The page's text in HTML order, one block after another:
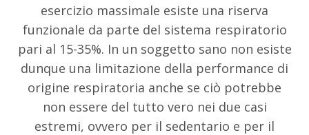
esercizio massimale esiste una riserva
funzionale da parte del sistema respiratorio
pari al 15-35%. In un soggetto sano non esiste
dunque una limitazione della performance di
origine respiratoria anche se ciò potrebbe
non essere del tutto vero nei due casi
estremi, ovvero per il sedentario e per il